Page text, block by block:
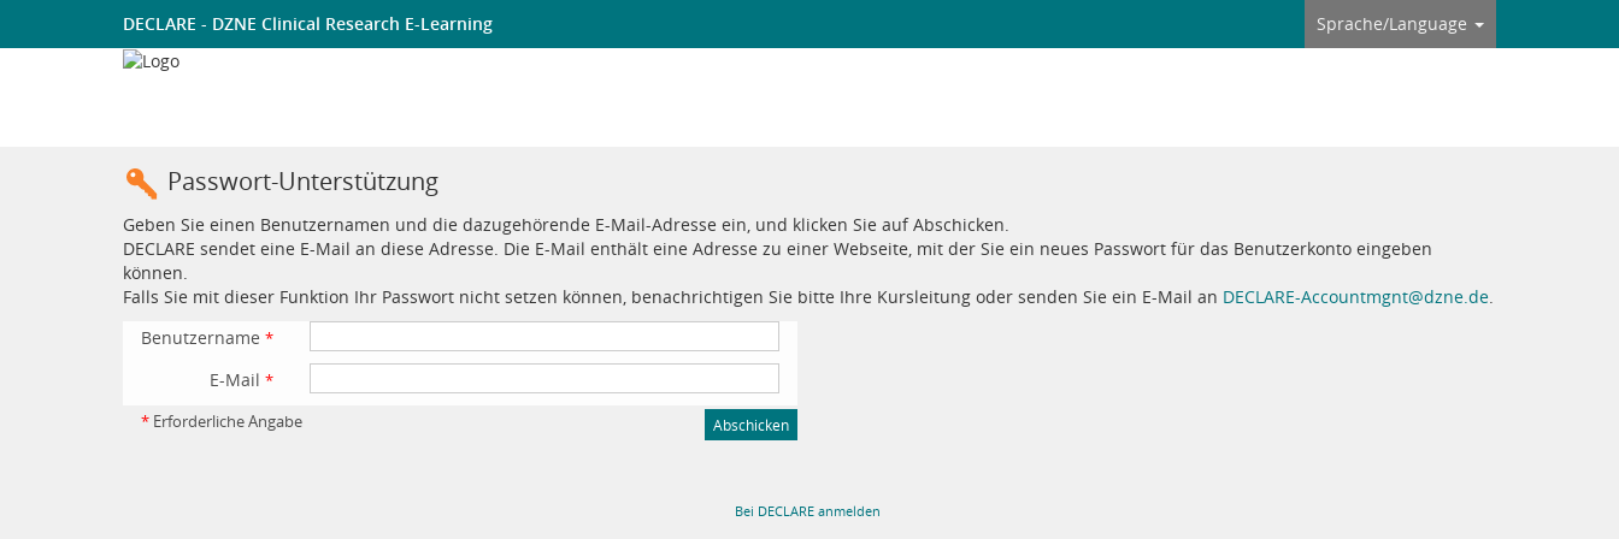
DECLARE - DZNE Clinical Research E-Learning Sprache/Language
Passwort-Unterstützung
Geben Sie einen Benutzernamen und die dazugehörende E-Mail-Adresse ein, und klicken Sie auf Abschicken.
DECLARE sendet eine E-Mail an diese Adresse. Die E-Mail enthält eine Adresse zu einer Webseite, mit der Sie ein neues Passwort für das Benutzerkonto eingeben
können.
Falls Sie mit dieser Funktion Ihr Passwort nicht setzen können, benachrichtigen Sie bitte Ihre Kursleitung oder senden Sie ein E-Mail an DECLARE-Accountmgnt@dzne.de.
Benutzername *
E-Mail *
* Erforderliche Angabe
Bei DECLARE anmelden